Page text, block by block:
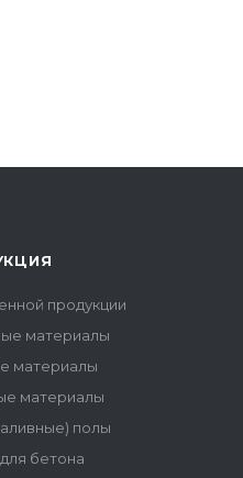
продукции
материалы
материалы
материалы
полы
бетона